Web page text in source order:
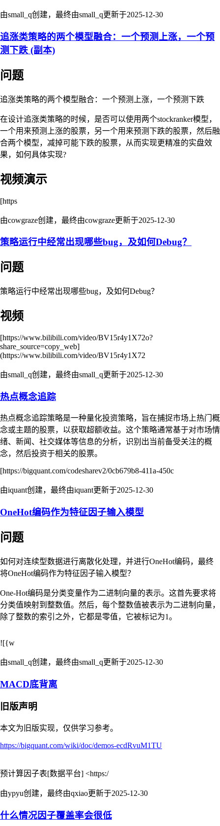
由small_q创建，最终由small_q更新于2025-12-30
追涨类策略的两个模型融合：一个预测上涨，一个预
测下跌 (副本)
问题
追涨类策略的两个模型融合：一个预测上涨，一个预测下跌
在设计追涨类策略的时候，是否可以使用两个stockranker模型，
一个用来预测上涨的股票，另一个用来预测下跌的股票，然后融
合两个模型，减掉可能下跌的股票，从而实现更精准的实盘效
果，如何具体实现?
视频演示
[https
由cowgraze创建，最终由cowgraze更新于2025-12-30
策略运行中经常出现哪些bug，及如何Debug？
问题
策略运行中经常出现哪些bug，及如何Debug？
视频
[https://www.bilibili.com/video/BV15r4y1X72o?
share_source=copy_web]
(https://www.bilibili.com/video/BV15r4y1X72
由small_q创建，最终由small_q更新于2025-12-30
热点概念追踪
热点概念追踪策略是一种量化投资策略，旨在捕捉市场上热门概
念或主题的股票，以获取超额收益。这个策略通常基于对市场情
绪、新闻、社交媒体等信息的分析，识别出当前备受关注的概
念，然后投资于相关的股票。
[https://bigquant.com/codesharev2/0cb679b8-411a-450c
由iquant创建，最终由iquant更新于2025-12-30
OneHot编码作为特征因子输入模型
问题
如何对连续型数据进行离散化处理，并进行OneHot编码，最终
将OneHot编码作为特征因子输入模型？
One-Hot编码是分类变量作为二进制向量的表示。这首先要求将
分类值映射到整数值。然后，每个整数值被表示为二进制向量，
除了整数的索引之外，它都是零值，它被标记为1。
![{w
由small_q创建，最终由small_q更新于2025-12-30
MACD底背离
旧版声明
本文为旧版实现，仅供学习参考。
https://bigquant.com/wiki/doc/demos-ecdRvuM1TU
预计算因子表[数据平台] <https:/
由ypyu创建，最终由qxiao更新于2025-12-30
什么情况因子覆盖率会很低